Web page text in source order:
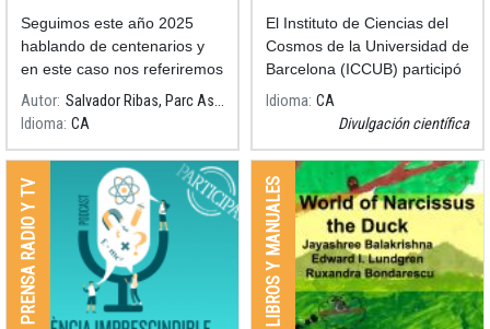
Seguimos este año 2025
hablando de centenarios y
en este caso nos referiremos
al de una gran astrónoma
catalana.
Autor
Salvador Ribas, Parc Astronòmic del Montsec
Idioma CA
El Instituto de Ciencias del
Cosmos de la Universidad de
Barcelona (ICCUB) participó
a la
VIII Fiesta de la Ciencia
Idioma CA
Divulgación científica
PRENSA RADIO Y TV LIBROS Y MANUALES